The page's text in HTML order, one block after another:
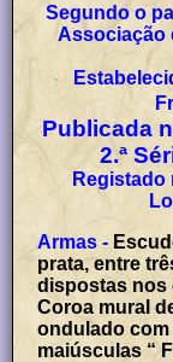
Segundo o
Associação
Publicada
2.ª
Registado
Armas -
prata, entre
dispostas nos
Coroa mural
ondulado com
maiúsculas “